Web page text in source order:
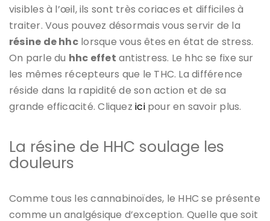
visibles à l’œil, ils sont très coriaces et difficiles à
traiter. Vous pouvez désormais vous servir de la
résine de hhclorsque vous êtes en état de stress.
On parle du hhc effet antistress. Le hhc se fixe sur
les mêmes récepteurs que le THC. La différence
réside dans la rapidité de son action et de sa
grande efficacité. Cliquezicipour en savoir plus.
La résine de HHC soulage les
douleurs
Comme tous les cannabinoïdes, le HHC se présente
comme un analgésique d’exception. Quelle que soit